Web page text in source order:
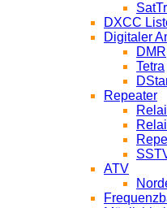
DXCC
Digitaler
DMR
Tetra
Repeater
ATV